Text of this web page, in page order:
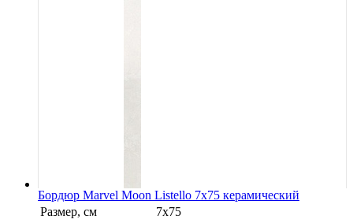
Бордюр Marvel Moon Listello 7x75 керамический
Размер, см
7x75